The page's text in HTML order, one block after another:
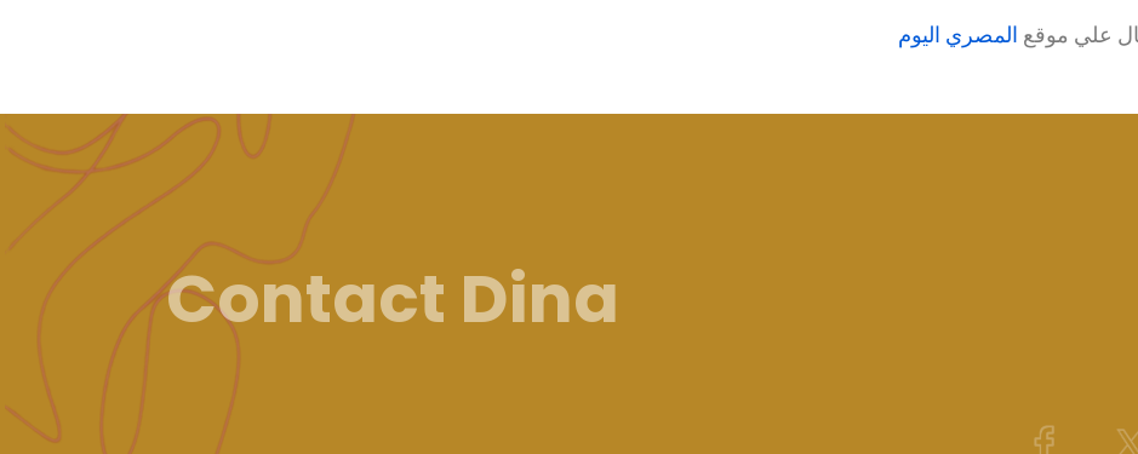
علي موقع المصري اليوم
Contact Dina